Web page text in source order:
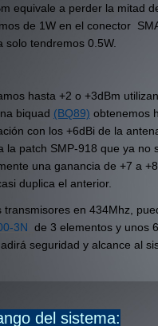
equivale a perder la mitad
de 1W en el conector
solo tendremos 0.5W.
hasta +2 o +3dBm
biquad (BQ89) obtenemos
con los +6dBi de la
la patch SMP-918 que ya no
una ganancia de +7 a
duplica el anterior.
transmisores en 434Mhz,
3N de 3 elementos y unos
seguridad y alcance al
del sistema: